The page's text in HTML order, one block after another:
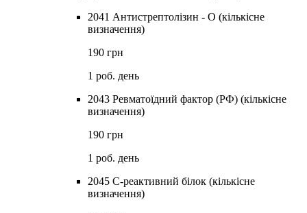
2041 Антистрептолізин - О (кількісне
визначення)
190 грн
1 роб. день
2043 Ревматоїдний фактор (РФ) (кількісне
визначення)
190 грн
1 роб. день
2045 С-реактивний білок (кількісне
визначення)